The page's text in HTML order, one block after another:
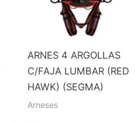
ARNES 4 ARGOLLAS
C/FAJA LUMBAR (RED
HAWK) (SEGMA)
Arneses